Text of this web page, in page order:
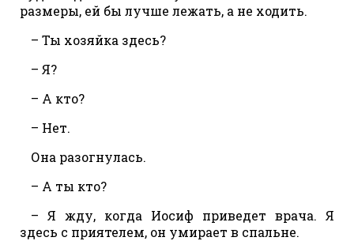
размеры, ей бы лучше лежать, а не ходить.
– Ты хозяйка здесь?
– Я?
– А кто?
– Нет.
Она разогнулась.
– А ты кто?
– Я жду, когда Иосиф приведет врача. Я
здесь с приятелем, он умирает в спальне.